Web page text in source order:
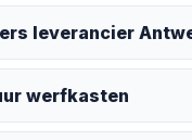
leverancier
werfkasten